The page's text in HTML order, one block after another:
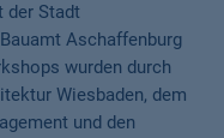
der Stadt
Aschaffenburg
wurden durch
Wiesbaden, dem
und den